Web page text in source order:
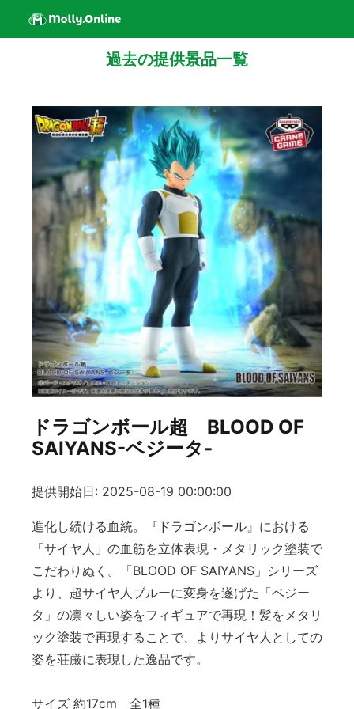
過去の提供景品一覧
ドラゴンボール超 BLOOD OF
SAIYANS-ベジータ-
提供開始日: 2025-08-19 00:00:00
進化し続ける血統。『ドラゴンボール』における
「サイヤ人」の血筋を立体表現・メタリック塗装で
こだわりぬく。「BLOOD OF SAIYANS」シリーズ
より、超サイヤ人ブルーに変身を遂げた「ベジー
タ」の凛々しい姿をフィギュアで再現！髪をメタリ
ック塗装で再現することで、よりサイヤ人としての
姿を荘厳に表現した逸品です。
サイズ 約17cm 全1種